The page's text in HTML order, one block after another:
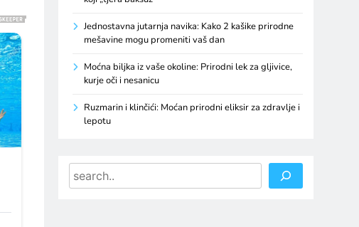
Jednostavna jutarnja navika: Kako 2 kašike prirodne
mešavine mogu promeniti vaš dan
Moćna biljka iz vaše okoline: Prirodni lek za gljivice,
kurje oči i nesanicu
Ruzmarin i klinčići: Moćan prirodni eliksir za zdravlje i
lepotu
Search